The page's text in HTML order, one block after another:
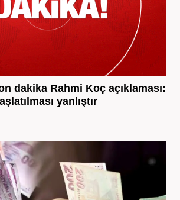
dakika Rahmi Koç açıklaması:
yanlıştır